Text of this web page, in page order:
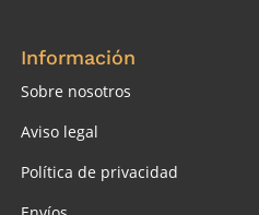
Información
Sobre nosotros
Aviso legal
Política de privacidad